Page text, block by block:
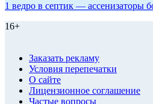
1 ведро в септик — ассенизаторы
16+
Заказать рекламу
Условия перепечатки
О сайте
Лицензионное соглашение
Частые вопросы